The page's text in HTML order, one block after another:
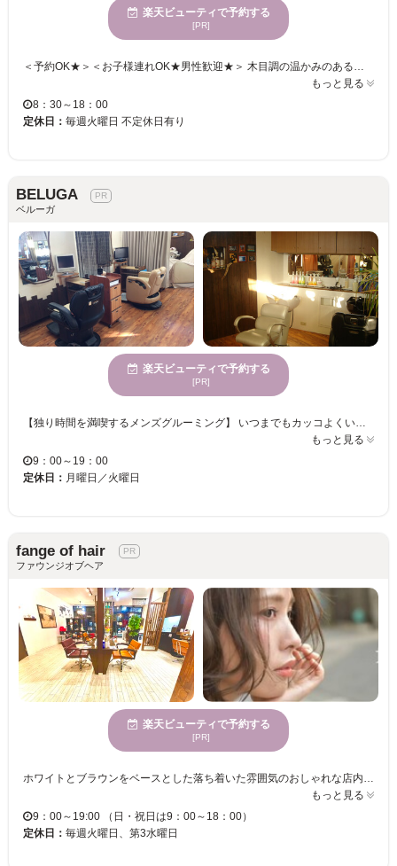
楽天ビューティで予約する
[PR]
＜予約OK★＞＜お子様連れOK★男性歓迎★＞ 木目調の温かみのある落ち着いた雰囲気の店内◎ 水槽やグリーンをアクセントにこだわりの空間でゆったりとくつろぎの時間を過ごせます☆ ＜駐車場も完備！＞お車をご利用の方でもお気軽にご来店いただけます。 カウンセリングから仕上げまでひとりのスタイリストが担当。 フレンドリーに髪や頭皮の悩みなど何でも相談できます トリートメントやヘッドスパなどで髪質や頭皮環境も整えてキレイな髪へ導きます♪ ご来店お待ちしております！
もっと見る
8：30～18：00
定休日： 毎週火曜日 不定休日有り
BELUGA
ベルーガ
楽天ビューティで予約する
[PR]
もっと見る
9：00～19：00
定休日： 月曜日／火曜日
fange of hair
ファウンジオブヘア
楽天ビューティで予約する
[PR]
もっと見る
9：00～19:00 （日・祝日は9：00～18：00）
定休日： 毎週火曜日、第3水曜日